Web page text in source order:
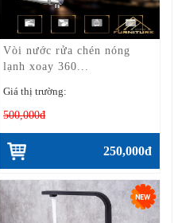
Vòi nước rửa chén nóng
lạnh xoay 360...
Giá thị trường:
500,000đ
250,000đ